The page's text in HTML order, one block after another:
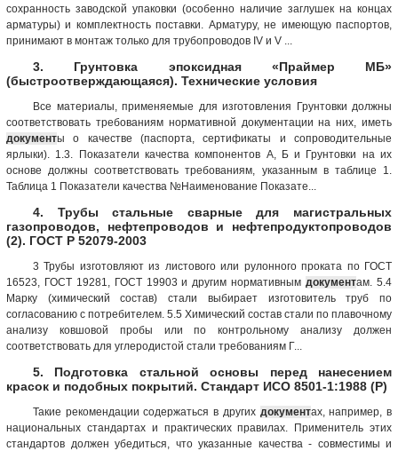
сохранность заводской упаковки (особенно наличие заглушек на концах
арматуры) и комплектность поставки. Арматуру, не имеющую паспортов,
принимают в монтаж только для трубопроводов IV и V ...
3. Грунтовка эпоксидная «Праймер МБ»
(быстроотверждающаяся). Технические условия
Все материалы, применяемые для изготовления Грунтовки должны
соответствовать требованиям нормативной документации на них, иметь
документы о качестве (паспорта, сертификаты и сопроводительные
ярлыки). 1.3. Показатели качества компонентов А, Б и Грунтовки на их
основе должны соответствовать требованиям, указанным в таблице 1.
Таблица 1 Показатели качества №Наименование Показате...
4. Трубы стальные сварные для магистральных
газопроводов, нефтепроводов и нефтепродуктопроводов
(2). ГОСТ Р 52079-2003
3 Трубы изготовляют из листового или рулонного проката по ГОСТ
16523, ГОСТ 19281, ГОСТ 19903 и другим нормативнымдокументам. 5.4
Марку (химический состав) стали выбирает изготовитель труб по
согласованию с потребителем. 5.5 Химический состав стали по плавочному
анализу ковшовой пробы или по контрольному анализу должен
соответствовать для углеродистой стали требованиям Г...
5. Подготовка стальной основы перед нанесением
красок и подобных покрытий. Стандарт ИСО 8501-1:1988 (Р)
Такие рекомендации содержаться в других документах, например, в
национальных стандартах и практических правилах. Применитель этих
стандартов должен убедиться, что указанные качества - совместимы и